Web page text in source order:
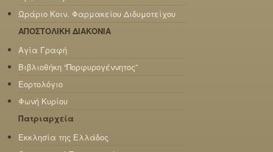
Ωράριο Κοιν. Φαρμακείου Διδυμοτείχου
ΑΠΟΣΤΟΛΙΚΗ ΔΙΑΚΟΝΙΑ
Αγία Γραφή
Βιβλιοθήκη “Πορφυρογέννητος”
Εορτολόγιο
Φωνή Κυρίου
Πατριαρχεία
Εκκλησία της Ελλάδος